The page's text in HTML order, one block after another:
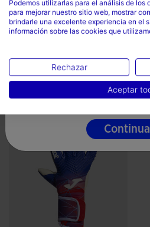
Velocidad
Completa el look
País
España
Idioma
Español
Podemos utilizarlas para el análisis de los
para mejorar nuestro sitio web, mostrar
brindarle una excelente experiencia en el
información sobre las cookies que
Rechazar
Aceptar